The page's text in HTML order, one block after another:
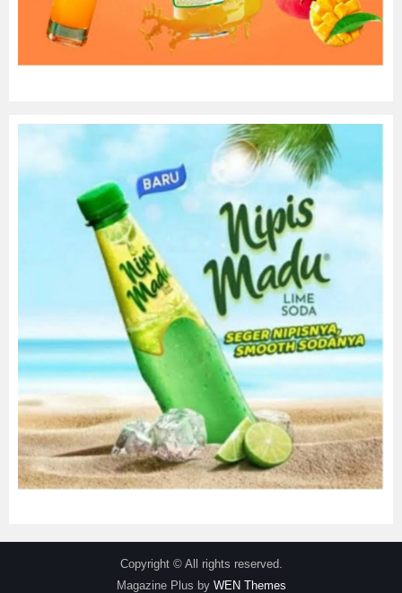
Copyright © All rights reserved.
Magazine Plus by WEN Themes